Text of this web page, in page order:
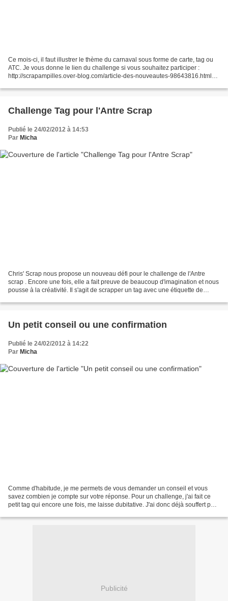
Ce mois-ci, il faut illustrer le thème du carnaval sous forme de carte, tag ou
ATC. Je vous donne le lien du challenge si vous souhaitez participer :
http://scrapampilles.over-blog.com/article-des-nouveautes-98643816.html
Challenge Tag pour l'Antre Scrap
Publié le 24/02/2012 à 14:53
Par Micha
Chris' Scrap nous propose un nouveau défi pour le challenge de l'Antre
scrap . Encore une fois, elle a fait preuve de beaucoup d'imagination et nous
pousse à la créativité. Il s'agit de scrapper un tag avec une étiquette de
Un petit conseil ou une confirmation
Publié le 24/02/2012 à 14:22
Par Micha
Comme d'habitude, je me permets de vous demander un conseil et vous
savez combien je compte sur votre réponse. Pour un challenge, j'ai fait ce
petit tag qui encore une fois, me laisse dubitative. J'ai donc déjà souffert pour
Publicité